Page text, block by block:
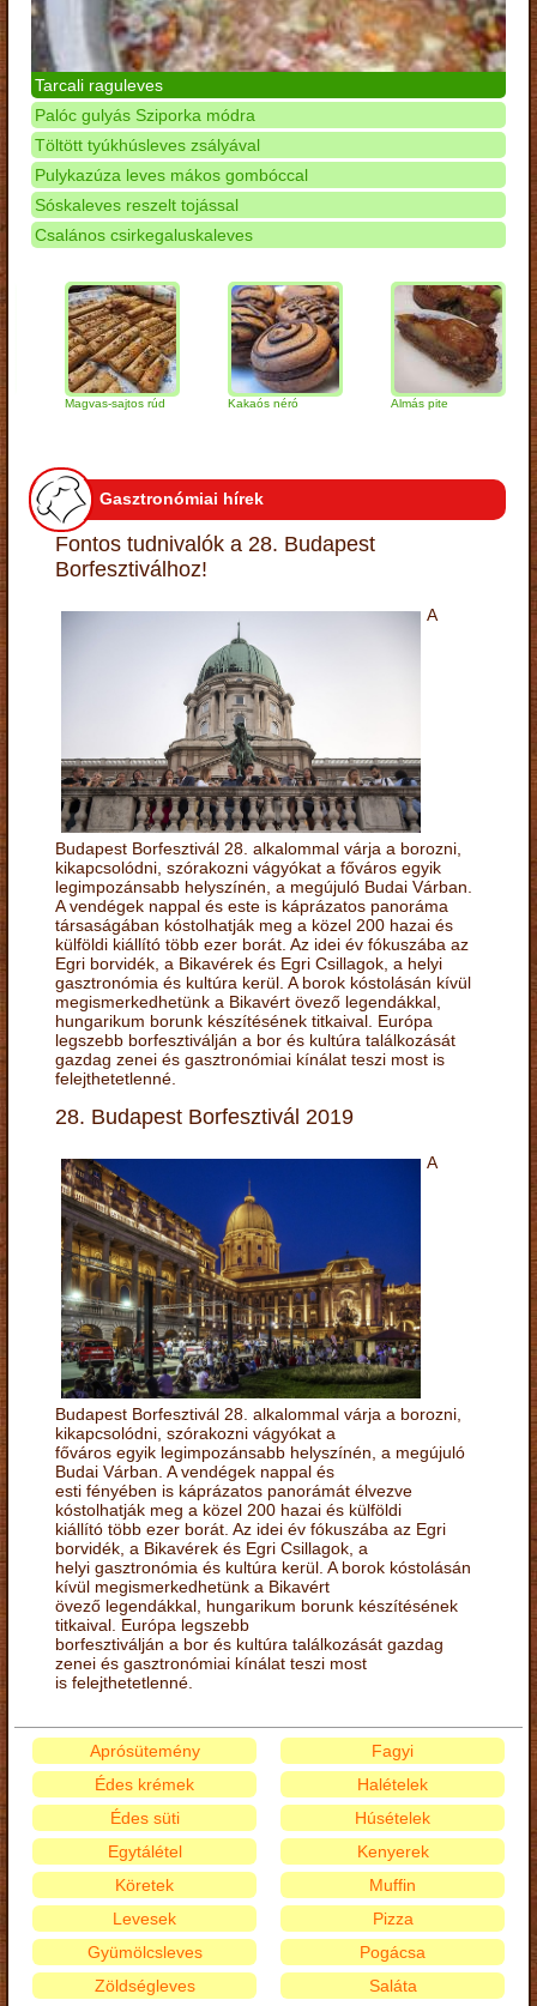
Tarcali raguleves
Palóc gulyás Sziporka módra
Töltött tyúkhúsleves zsályával
Pulykazúza leves mákos gombóccal
Sóskaleves reszelt tojással
Csalános csirkegaluskaleves
Magvas-sajtos rúd Kakaós néró Almás pite
Gasztronómiai hírek
Fontos tudnivalók a 28. Budapest
Borfesztiválhoz!
A
Budapest Borfesztivál 28. alkalommal várja a borozni,
kikapcsolódni, szórakozni vágyókat a főváros egyik
legimpozánsabb helyszínén, a megújuló Budai Várban.
A vendégek nappal és este is káprázatos panoráma
társaságában kóstolhatják meg a közel 200 hazai és
külföldi kiállító több ezer borát. Az idei év fókuszába az
Egri borvidék, a Bikavérek és Egri Csillagok, a helyi
gasztronómia és kultúra kerül. A borok kóstolásán kívül
megismerkedhetünk a Bikavért övező legendákkal,
hungarikum borunk készítésének titkaival. Európa
legszebb borfesztiválján a bor és kultúra találkozását
gazdag zenei és gasztronómiai kínálat teszi most is
felejthetetlenné.
28. Budapest Borfesztivál 2019
A
Budapest Borfesztivál 28. alkalommal várja a borozni,
kikapcsolódni, szórakozni vágyókat a
főváros egyik legimpozánsabb helyszínén, a megújuló
Budai Várban. A vendégek nappal és
esti fényében is káprázatos panorámát élvezve
kóstolhatják meg a közel 200 hazai és külföldi
kiállító több ezer borát. Az idei év fókuszába az Egri
borvidék, a Bikavérek és Egri Csillagok, a
helyi gasztronómia és kultúra kerül. A borok kóstolásán
kívül megismerkedhetünk a Bikavért
övező legendákkal, hungarikum borunk készítésének
titkaival. Európa legszebb
borfesztiválján a bor és kultúra találkozását gazdag
zenei és gasztronómiai kínálat teszi most
is felejthetetlenné.
Aprósütemény
Édes krémek
Édes süti
Egytálétel
Fagyi
Halételek
Húsételek
Kenyerek
Köretek
Levesek
Gyümölcsleves
Zöldségleves
Muffin
Pizza
Pogácsa
Saláta